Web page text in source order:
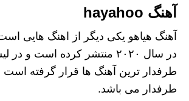
آهنگ hayahoo
آهنگ هیاهو یکی دیگر از اهنگ هایی
در سال ۲۰۲۰ منتشر کرده است و
طرفدار ترین آهنگ ها قرار گرفته است
طرفدار می باشد.